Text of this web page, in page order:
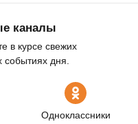
каналы
в курсе свежих
дня.
Одноклассники